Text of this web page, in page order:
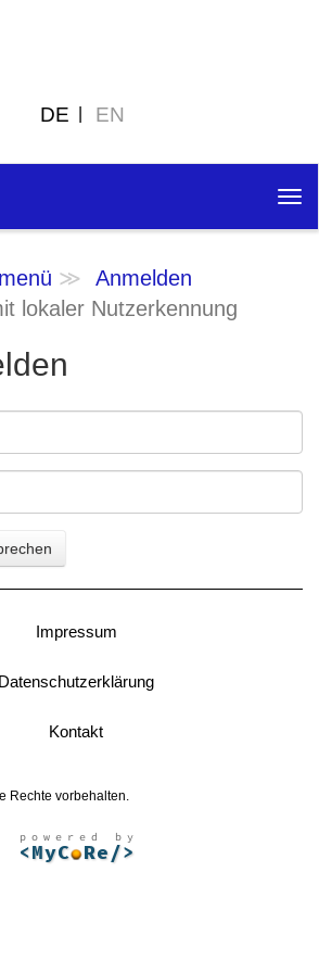
DE EN
Anmelden
lokaler Nutzerkennung
Impressum
Datenschutzerklärung
Kontakt
Rechte vorbehalten.